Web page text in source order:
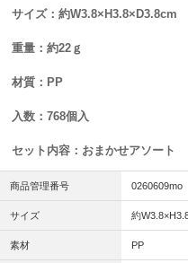
サイズ：約W3.8×H3.8×D3.8cm
重量：約22ｇ
材質：PP
入数：768個入
セット内容：おまかせアソート
商品管理番号 0260609mo
サイズ 約
素材 PP